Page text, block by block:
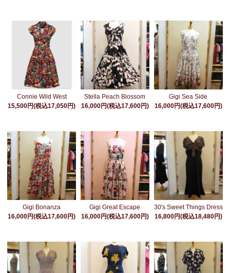
Connie Wild West
15,500円(税込17,050円)
Stella Peach Blossom
16,000円(税込17,600円)
Gigi Sea Side
16,000円(税込17,600円)
Gigi Bonanza
16,000円(税込17,600円)
Gigi Great Escape
16,000円(税込17,600円)
30's Sweet Things Dress
16,800円(税込18,480円)